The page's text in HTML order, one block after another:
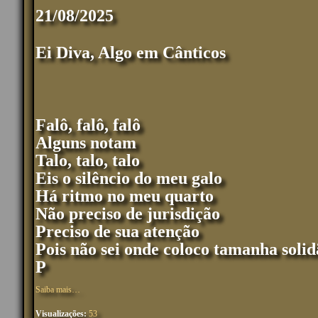
21/08/2025
Ei Diva, Algo em Cânticos
Falô, falô,falô
Alguns notam
Talo, talo, talo
Eis o silêncio do meu galo
Há ritmo no meu quarto
Não preciso de jurisdição
Preciso de sua atenção
Pois não sei onde coloco tamanha
P
Saiba mais…
Visualizações:53